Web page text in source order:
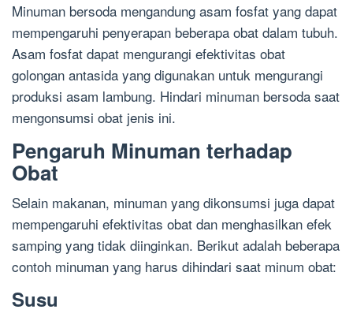
Minuman bersoda mengandung asam fosfat yang dapat
mempengaruhi penyerapan beberapa obat dalam tubuh.
Asam fosfat dapat mengurangi efektivitas obat
golongan antasida yang digunakan untuk mengurangi
produksi asam lambung. Hindari minuman bersoda saat
mengonsumsi obat jenis ini.
Pengaruh Minuman terhadap
Obat
Selain makanan, minuman yang dikonsumsi juga dapat
mempengaruhi efektivitas obat dan menghasilkan efek
samping yang tidak diinginkan. Berikut adalah beberapa
contoh minuman yang harus dihindari saat minum obat:
Susu